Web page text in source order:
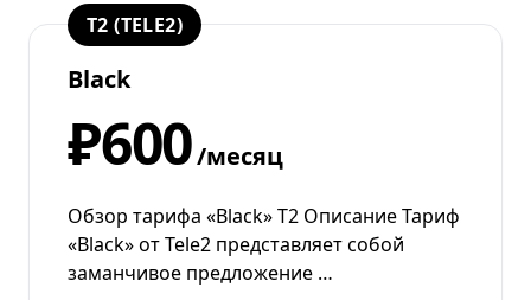
T2 (TELE2)
Black
₽600/месяц
Обзор тарифа «Black» Т2 Описание Тариф
«Black» от Tele2 представляет собой
заманчивое предложение …